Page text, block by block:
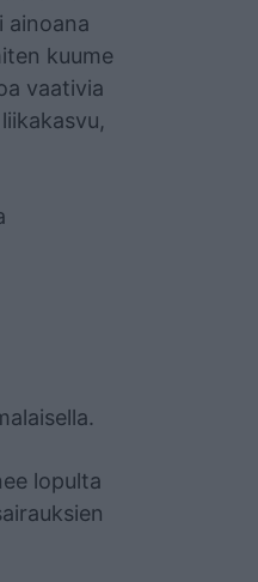
ainoana
kuume
vaativia
lopulta